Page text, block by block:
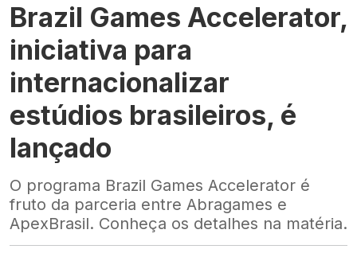
Brazil Games Accelerator,
iniciativa para
internacionalizar
estúdios brasileiros, é
lançado
O programa Brazil Games Accelerator é
fruto da parceria entre Abragames e
ApexBrasil. Conheça os detalhes na matéria.